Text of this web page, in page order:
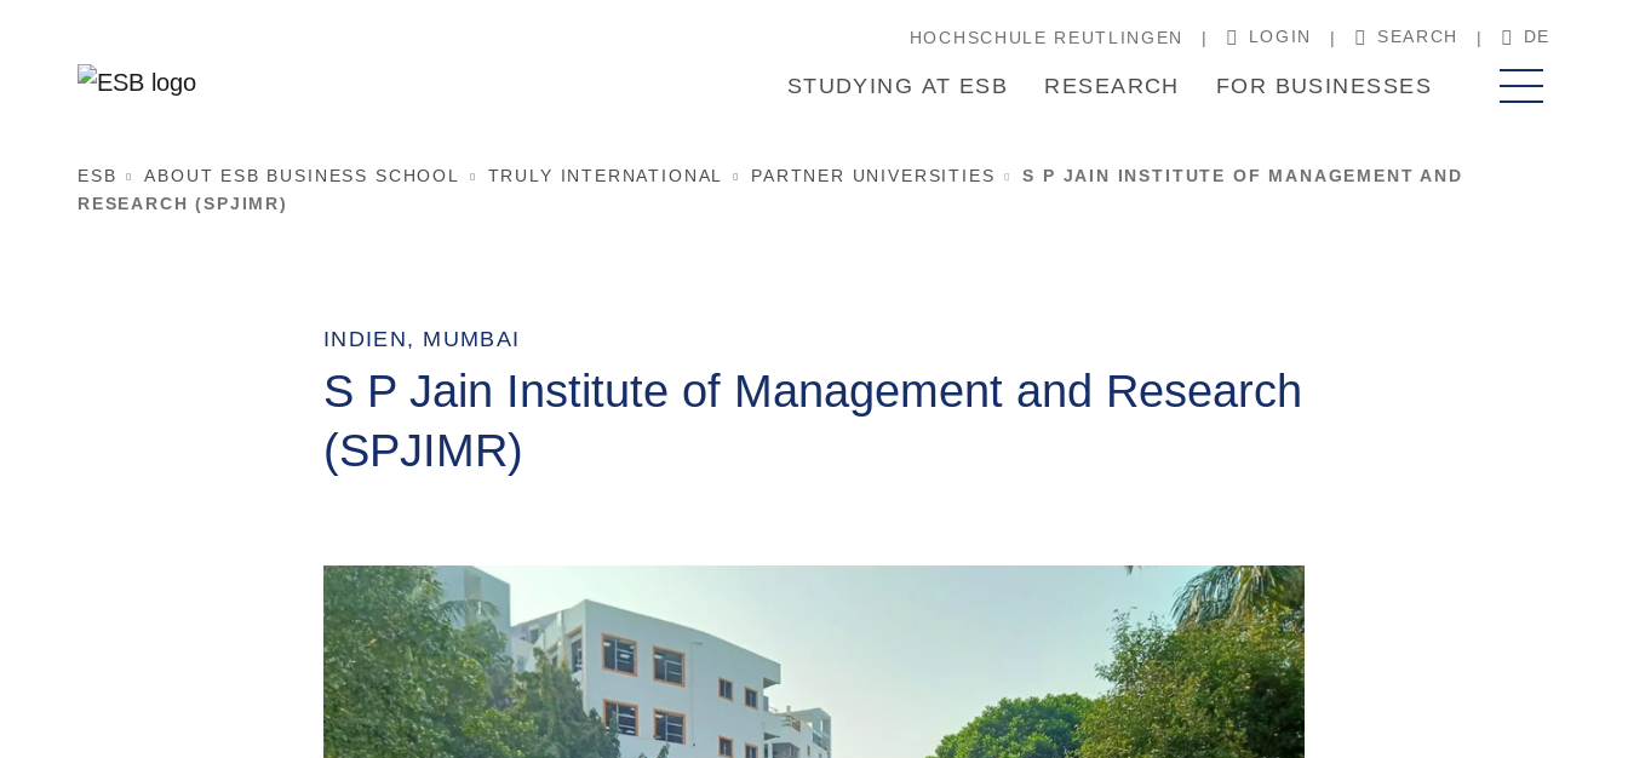
HOCHSCHULE REUTLINGEN LOGIN SEARCH DE
STUDYING AT ESB RESEARCH FOR BUSINESSES
ESB ABOUT ESB BUSINESS SCHOOL TRULY INTERNATIONAL PARTNER UNIVERSITIES
S P JAIN INSTITUTE OF MANAGEMENT AND
RESEARCH (SPJIMR)
INDIEN, MUMBAI
S P Jain Institute of Management and Research
(SPJIMR)